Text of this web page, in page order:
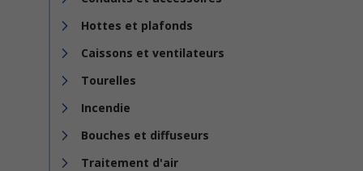
Hottes et plafonds
Caissons et ventilateurs
Tourelles
Incendie
Bouches et diffuseurs
Traitement d'air